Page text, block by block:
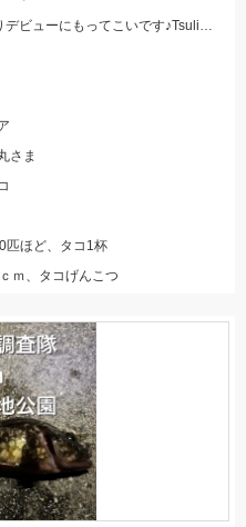
『投げて巻くだけ』とても簡単で船釣りデビューにもってこいです♪Tsulino船キス仕掛けもお忘れなく！
さま
匹ほど、タコ1杯
ｍ、タコげんこつ